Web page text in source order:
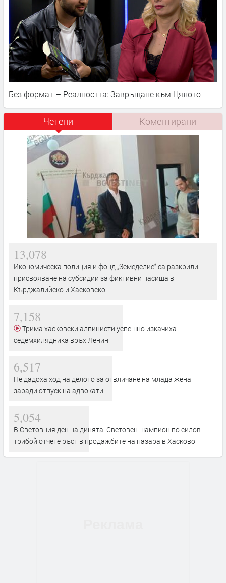
Без формат – Реалността: Завръщане към Цялото
Четени Коментирани
13,078
Икономическа полиция и фонд „Земеделие“ са разкрили
присвояване на субсидии за фиктивни пасища в
Кърджалийско и Хасковско
7,158
седемхилядника връх Ленин
6,517
Не дадоха ход на делото за отвличане на млада жена
заради отпуск на адвокати
5,054
В Световния ден на динята: Световен шампион по силов
трибой отчете ръст в продажбите на пазара в Хасково